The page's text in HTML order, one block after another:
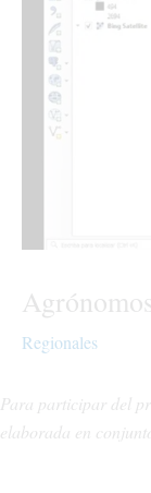
Regionales
Para participar del
elaborada en